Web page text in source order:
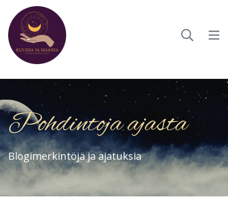
Pohdintoja ajasta
Blogimerkintöjä ja ajatuksia